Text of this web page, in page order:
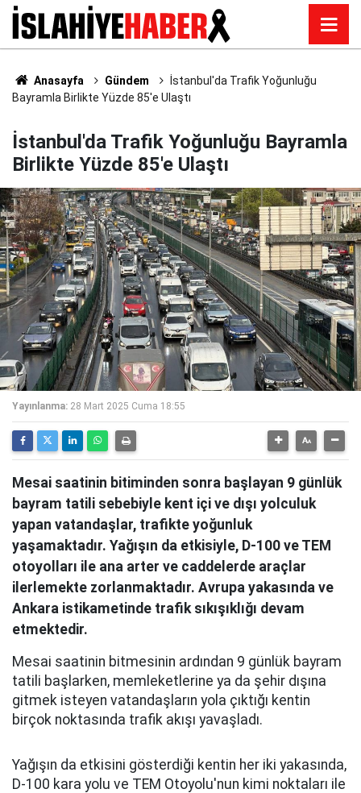
Anasayfa Gündem
İstanbul'da Trafik Yoğunluğu
Bayramla Birlikte Yüzde 85'e Ulaştı
İstanbul'da Trafik Yoğunluğu Bayramla
Birlikte Yüzde 85'e Ulaştı
Yayınlanma: 28 Mart 2025 Cuma 18:55
Mesai saatinin bitiminden sonra başlayan 9 günlük
bayram tatili sebebiyle kent içi ve dışı yolculuk
yapan vatandaşlar, trafikte yoğunluk
yaşamaktadır. Yağışın da etkisiyle, D-100 ve TEM
otoyolları ile ana arter ve caddelerde araçlar
ilerlemekte zorlanmaktadır. Avrupa yakasında ve
Ankara istikametinde trafik sıkışıklığı devam
etmektedir.
Mesai saatinin bitmesinin ardından 9 günlük bayram
tatili başlarken, memleketlerine ya da şehir dışına
gitmek isteyen vatandaşların yola çıktığı kentin
birçok noktasında trafik akışı yavaşladı.
Yağışın da etkisini gösterdiği kentin her iki yakasında,
D-100 kara yolu ve TEM Otoyolu'nun kimi noktaları ile